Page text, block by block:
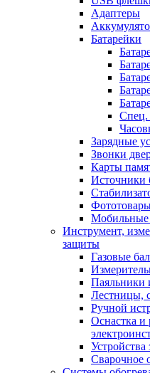
Адаптеры
Батарейки
Спец.
Зарядные
Звонки
Карты
Источники
Мобильные
Инструмент,
защиты
Газовые
Паяльники
Лестницы,
Ручной
Оснастка и
Сварочное